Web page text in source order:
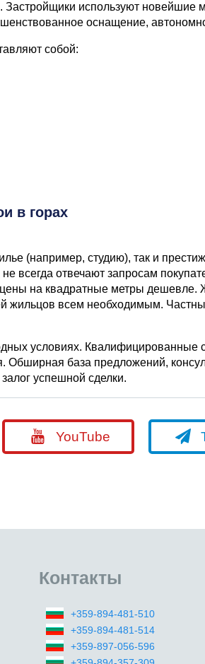
используют новейшие
оснащение,
собой:
в горах
(например, студию), так и
всегда отвечают запросам
цены на квадратные метры
жильцов всем необходимым.
условиях. Квалифицированные
Обширная база предложений,
успешной сделки.
YouTube
Контакты
+359-894-481-510
+359-894-481-514
+359-897-056-596